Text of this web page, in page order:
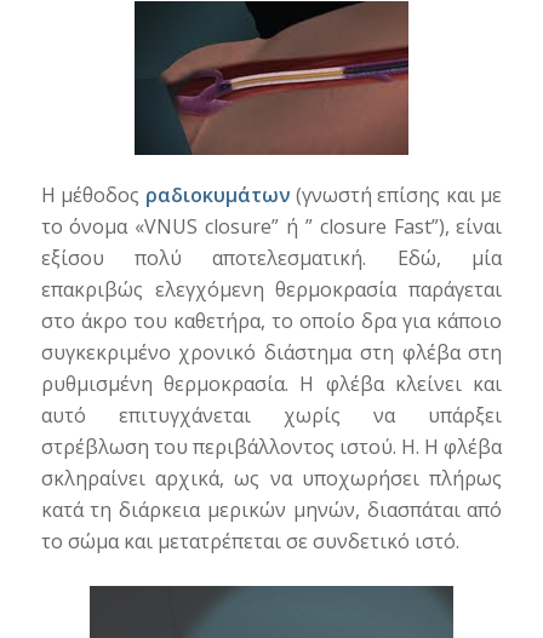
Η μέθοδος ραδιοκυμάτων (γνωστή επίσης και με
το όνομα «VNUS closure” ή ” closure Fast”), είναι
εξίσου πολύ αποτελεσματική. Εδώ, μία
επακριβώς ελεγχόμενη θερμοκρασία παράγεται
στο άκρο του καθετήρα, το οποίο δρα για κάποιο
συγκεκριμένο χρονικό διάστημα στη φλέβα στη
ρυθμισμένη θερμοκρασία. Η φλέβα κλείνει και
αυτό επιτυγχάνεται χωρίς να υπάρξει
στρέβλωση του περιβάλλοντος ιστού. Η. Η φλέβα
σκληραίνει αρχικά, ως να υποχωρήσει πλήρως
κατά τη διάρκεια μερικών μηνών, διασπάται από
το σώμα και μετατρέπεται σε συνδετικό ιστό.